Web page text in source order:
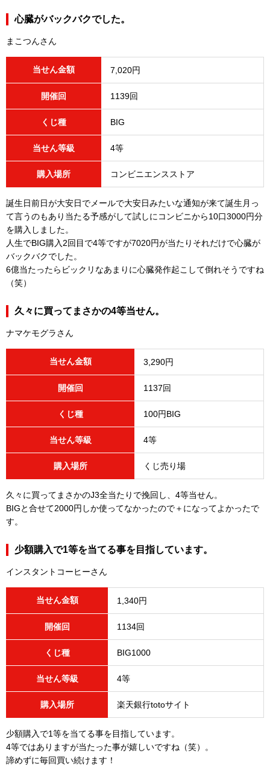
心臓がバックバクでした。
まこつんさん
当せん金額 7,020円
開催回 1139回
くじ種 BIG
当せん等級 4等
購入場所 コンビニエンスストア
誕生日前日が大安日でメールで大安日みたいな通知が来て誕生月っ
て言うのもあり当たる予感がして試しにコンビニから10口3000円分
を購入しました。
人生でBIG購入2回目で4等ですが7020円が当たりそれだけで心臓が
バックバクでした。
6億当たったらビックリなあまりに心臓発作起こして倒れそうですね
（笑）
久々に買ってまさかの4等当せん。
ナマケモグラさん
当せん金額 3,290円
開催回 1137回
くじ種 100円BIG
当せん等級 4等
購入場所 くじ売り場
久々に買ってまさかのJ3全当たりで挽回し、4等当せん。
BIGと合せて2000円しか使ってなかったので＋になってよかったで
す。
少額購入で1等を当てる事を目指しています。
インスタントコーヒーさん
当せん金額 1,340円
開催回 1134回
くじ種 BIG1000
当せん等級 4等
購入場所 楽天銀行totoサイト
少額購入で1等を当てる事を目指しています。
4等ではありますが当たった事が嬉しいですね（笑）。
諦めずに毎回買い続けます！